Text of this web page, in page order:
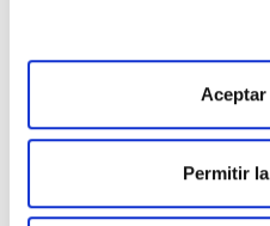
Permitir
este colectivo, más allá
en un 15% de los casos.
expertos esbozan una
tener en cuenta en el
de gestión del talento
Seguridad y salud laboral.